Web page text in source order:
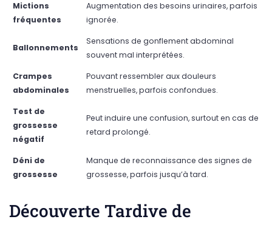
Mictions
fréquentes
Augmentation des besoins urinaires, parfois
ignorée.
Ballonnements
Sensations de gonflement abdominal
souvent mal interprétées.
Crampes
abdominales
Pouvant ressembler aux douleurs
menstruelles, parfois confondues.
Test de
grossesse
négatif
Peut induire une confusion, surtout en cas de
retard prolongé.
Déni de
grossesse
Manque de reconnaissance des signes de
grossesse, parfois jusqu’à tard.
Découverte Tardive de